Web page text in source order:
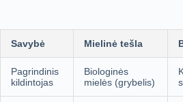
Savybė Mielinė tešla
Pagrindinis
kildintojas
Biologinės
mielės (grybelis)